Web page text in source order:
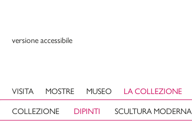
versione accessibile
VISITA MOSTRE MUSEO
LA COLLEZIONE
COLLEZIONE
DIPINTI SCULTURA MODERNA